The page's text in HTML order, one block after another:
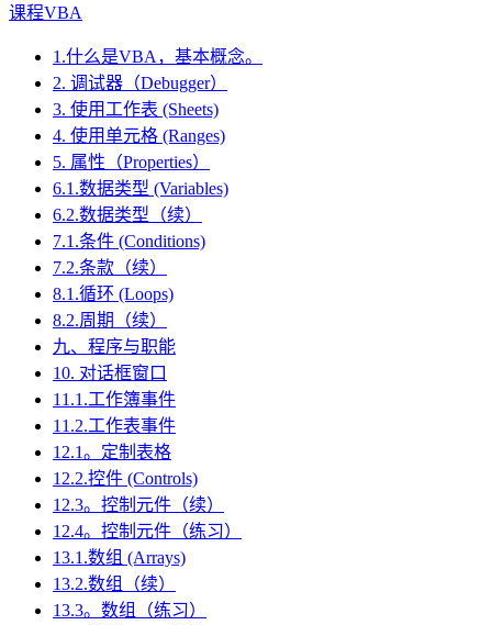
课程VBA
1.什么是VBA，基本概念。
2. 调试器（Debugger）
3. 使用工作表 (Sheets)
4. 使用单元格 (Ranges)
5. 属性（Properties）
6.1.数据类型 (Variables)
6.2.数据类型（续）
7.1.条件 (Conditions)
7.2.条款（续）
8.1.循环 (Loops)
8.2.周期（续）
九、程序与职能
10. 对话框窗口
11.1.工作簿事件
11.2.工作表事件
12.1。定制表格
12.2.控件 (Controls)
12.3。控制元件（续）
12.4。控制元件（练习）
13.1.数组 (Arrays)
13.2.数组（续）
13.3。数组（练习）